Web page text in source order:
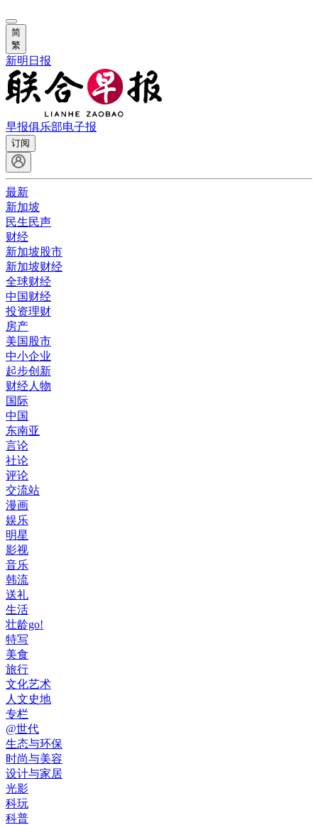
简
繁
新明日报
早报俱乐部电子报
订阅
最新
新加坡
民生民声
财经
新加坡股市
新加坡财经
全球财经
中国财经
投资理财
房产
美国股市
中小企业
起步创新
财经人物
国际
中国
东南亚
言论
社论
评论
交流站
漫画
娱乐
明星
影视
音乐
韩流
送礼
生活
壮龄go!
特写
美食
旅行
文化艺术
人文史地
专栏
@世代
生态与环保
时尚与美容
设计与家居
光影
科玩
科普